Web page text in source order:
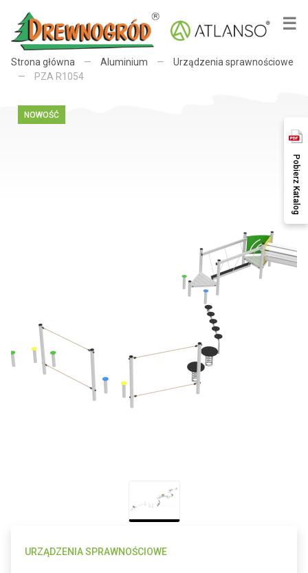
☰
×
Pobierz Katalog
Strona główna — Aluminium —
Urządzenia sprawnościowe
—
PZA R1054
NOWOŚĆ
URZĄDZENIA SPRAWNOŚCIOWE